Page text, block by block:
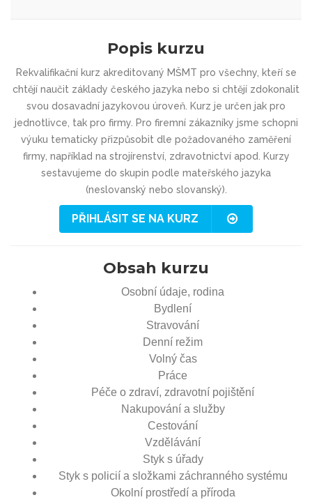
Popis kurzu
Rekvalifikační kurz akreditovaný MŠMT pro všechny, kteří se
chtějí naučit základy českého jazyka nebo si chtějí zdokonalit
svou dosavadní jazykovou úroveň. Kurz je určen jak pro
jednotlivce, tak pro firmy. Pro firemní zákazníky jsme schopni
výuku tematicky přizpůsobit dle požadovaného zaměření
firmy, například na strojírenství, zdravotnictví apod. Kurzy
sestavujeme do skupin podle mateřského jazyka
(neslovanský nebo slovanský).
PŘIHLÁSIT SE NA KURZ
Obsah kurzu
Osobní údaje, rodina
Bydlení
Stravování
Denní režim
Volný čas
Práce
Péče o zdraví, zdravotní pojištění
Nakupování a služby
Cestování
Vzdělávání
Styk s úřady
Styk s policií a složkami záchranného systému
Okolní prostředí a příroda